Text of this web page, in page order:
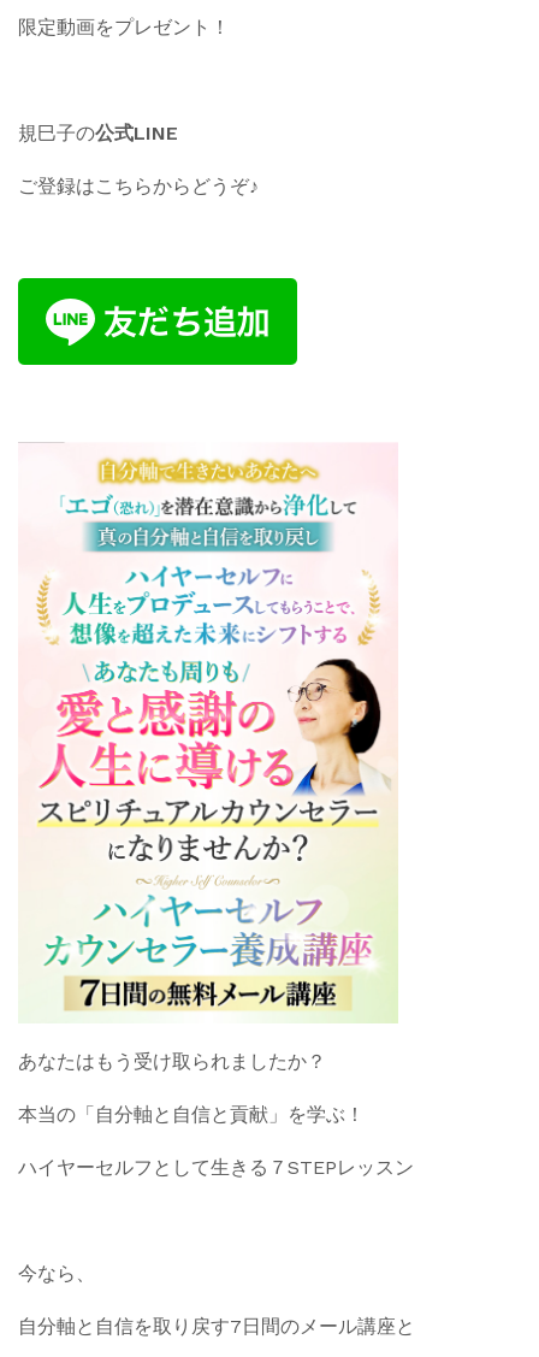
限定動画をプレゼント！
規巳子の公式LINE
ご登録はこちらからどうぞ♪
あなたはもう受け取られましたか？
本当の「自分軸と自信と貢献」を学ぶ！
ハイヤーセルフとして生きる７STEPレッスン
今なら、
自分軸と自信を取り戻す7日間のメール講座と